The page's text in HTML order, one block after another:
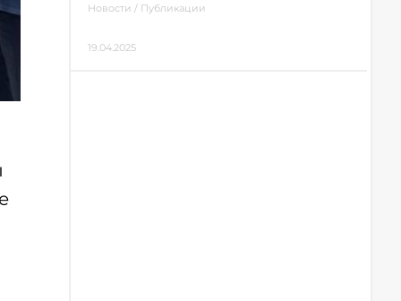
Новости / Публикации
19.04.2025